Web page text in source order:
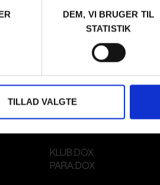
DEM, VI BRUGER TIL
STATISTIK
TILLAD VALGTE
KLUB:DOX
PARA:DOX